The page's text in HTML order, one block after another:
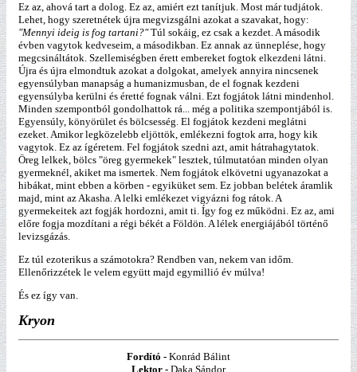
Ez az, ahová tart a dolog. Ez az, amiért ezt tanítjuk. Most már tudjátok.
Lehet, hogy szeretnétek újra megvizsgálni azokat a szavakat, hogy:
"Mennyi ideig is fog tartani?"Túl sokáig, ez csak a kezdet. A második
évben vagytok kedveseim, a másodikban. Ez annak az ünneplése, hogy
megcsináltátok. Szellemiségben érett embereket fogtok elkezdeni látni.
Újra és újra elmondtuk azokat a dolgokat, amelyek annyira nincsenek
egyensúlyban manapság a humanizmusban, de el fognak kezdeni
egyensúlyba kerülni és éretté fognak válni. Ezt fogjátok látni mindenhol.
Minden szempontból gondolhattok rá... még a politika szempontjából is.
Egyensúly, könyörület és bölcsesség. El fogjátok kezdeni meglátni
ezeket. Amikor legközelebb eljöttök, emlékezni fogtok arra, hogy kik
vagytok. Ez az ígéretem. Fel fogjátok szedni azt, amit hátrahagytatok.
Öreg lelkek, bölcs "öreg gyermekek" lesztek, túlmutatóan minden olyan
gyermeknél, akiket ma ismertek. Nem fogjátok elkövetni ugyanazokat a
hibákat, mint ebben a körben - egyiküket sem. Ez jobban belétek áramlik
majd, mint az Akasha. A lelki emlékezet vigyázni fog rátok. A
gyermekeitek azt fogják hordozni, amit ti. Így fog ez működni. Ez az, ami
előre fogja mozdítani a régi békét a Földön. A lélek energiájából történő
levizsgázás.
Ez túl ezoterikus a számotokra? Rendben van, nekem van időm.
Ellenőrizzétek le velem együtt majd egymillió év múlva!
És ez így van.
Kryon
Fordító - Konrád Bálint
Lektor - Daka Sándor